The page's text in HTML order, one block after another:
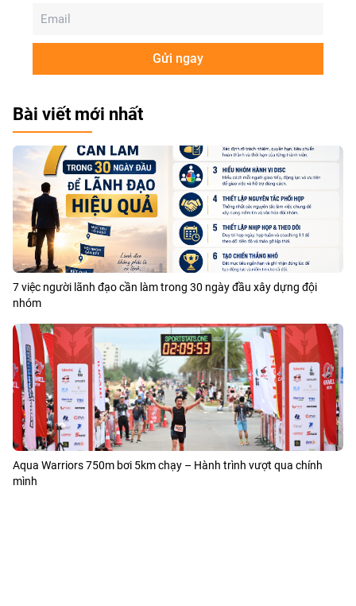
Gửi ngay
Bài viết mới nhất
7 việc người lãnh đạo cần làm trong 30 ngày đầu xây dựng đội
nhóm
Aqua Warriors 750m bơi 5km chạy – Hành trình vượt qua chính
mình